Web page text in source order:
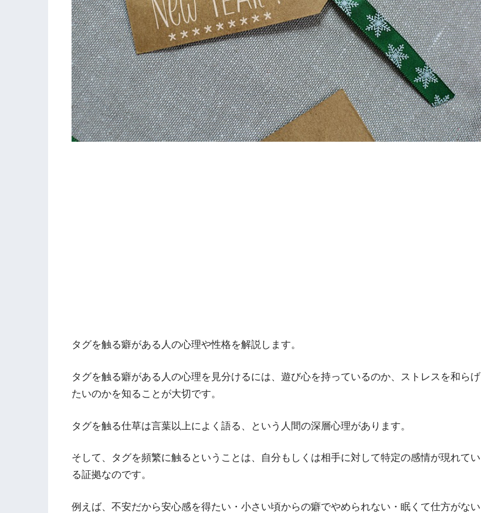
タグを触る癖がある人の心理や性格を解説します。
タグを触る癖がある人の心理を見分けるには、遊び心を持っているのか、ストレスを和らげ
たいのかを知ることが大切です。
タグを触る仕草は言葉以上によく語る、という人間の深層心理があります。
そして、タグを頻繁に触るということは、自分もしくは相手に対して特定の感情が現れてい
る証拠なのです。
例えば、不安だから安心感を得たい・小さい頃からの癖でやめられない・眠くて仕方がない